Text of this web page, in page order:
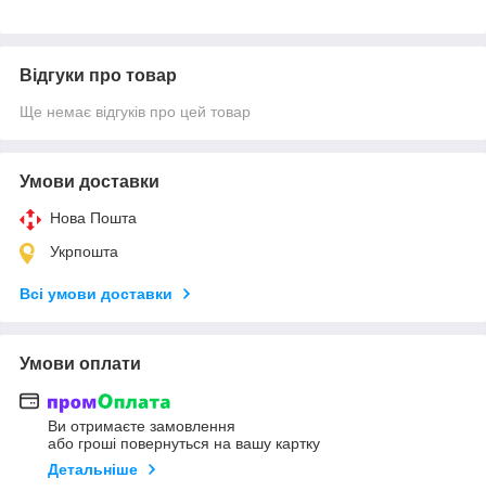
Відгуки про товар
Ще немає відгуків про цей товар
Умови доставки
Нова Пошта
Укрпошта
Всі умови доставки
Умови оплати
Ви отримаєте замовлення
або гроші повернуться на вашу картку
Детальніше